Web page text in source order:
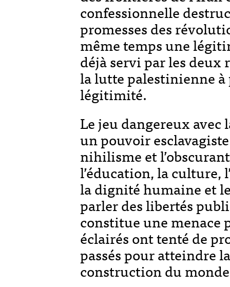
confessionnelle
promesses des
même temps une
déjà servi par les
la lutte palestinienne à
légitimité.
Le jeu dangereux
un pouvoir
nihilisme et
l’éducation, la culture,
la dignité humaine et
parler des libertés
constitue une menace
éclairés ont tenté de
passés pour atteindre
construction du